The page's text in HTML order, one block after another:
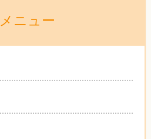
メニュー